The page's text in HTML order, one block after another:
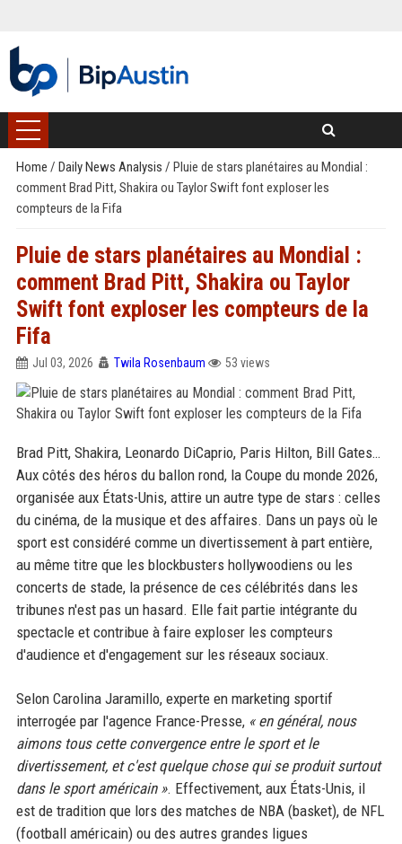
Home / Daily News Analysis / Pluie de stars planétaires au Mondial :
comment Brad Pitt, Shakira ou Taylor Swift font exploser les
compteurs de la Fifa
Pluie de stars planétaires au Mondial :
comment Brad Pitt, Shakira ou Taylor
Swift font exploser les compteurs de la
Fifa
Jul 03, 2026 Twila Rosenbaum 53 views
Brad Pitt, Shakira, Leonardo DiCaprio, Paris Hilton, Bill Gates…
Aux côtés des héros du ballon rond, la Coupe du monde 2026,
organisée aux États-Unis, attire un autre type de stars : celles
du cinéma, de la musique et des affaires. Dans un pays où le
sport est considéré comme un divertissement à part entière,
au même titre que les blockbusters hollywoodiens ou les
concerts de stade, la présence de ces célébrités dans les
tribunes n'est pas un hasard. Elle fait partie intégrante du
spectacle et contribue à faire exploser les compteurs
d'audience et d'engagement sur les réseaux sociaux.
Selon Carolina Jaramillo, experte en marketing sportif
interrogée par l'agence France-Presse, « en général, nous
aimons tous cette convergence entre le sport et le
divertissement, et c'est quelque chose qui se produit surtout
dans le sport américain ». Effectivement, aux États-Unis, il
est de tradition que lors des matches de NBA (basket), de NFL
(football américain) ou des autres grandes ligues